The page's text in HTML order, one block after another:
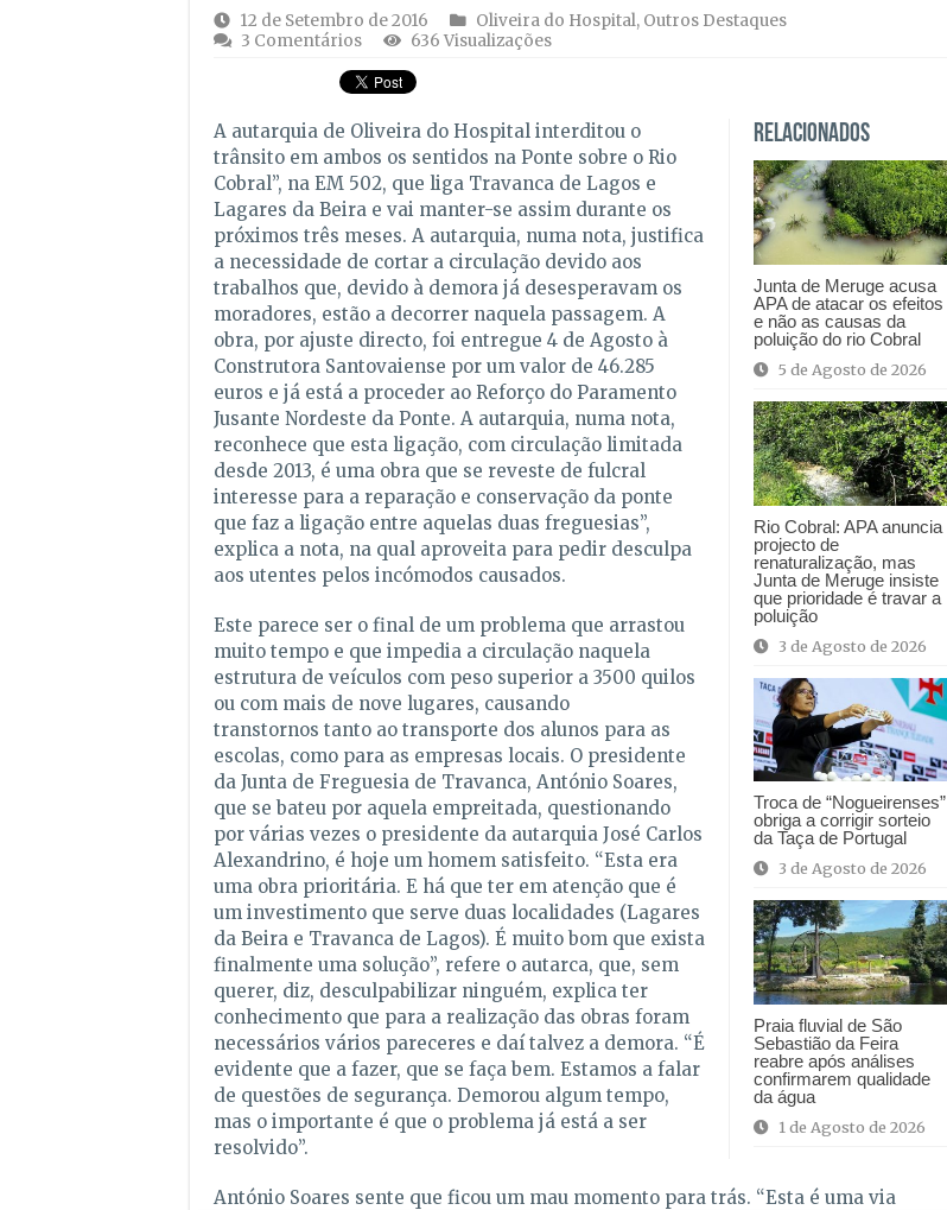
12 de Setembro de 2016 Oliveira do Hospital, Outros Destaques
3 Comentários
636 Visualizações
Relacionados
Junta de Meruge acusa
APA de atacar os efeitos
e não as causas da
poluição do rio Cobral
5 de Agosto de 2026
Rio Cobral: APA anuncia
projecto de
renaturalização, mas
Junta de Meruge insiste
que prioridade é travar a
poluição
3 de Agosto de 2026
Troca de “Nogueirenses”
obriga a corrigir sorteio
da Taça de Portugal
3 de Agosto de 2026
Praia fluvial de São
Sebastião da Feira
reabre após análises
confirmarem qualidade
da água
1 de Agosto de 2026
A autarquia de Oliveira do Hospital interditou o
trânsito em ambos os sentidos na Ponte sobre o Rio
Cobral”, na EM 502, que liga Travanca de Lagos e
Lagares da Beira e vai manter-se assim durante os
próximos três meses. A autarquia, numa nota, justifica
a necessidade de cortar a circulação devido aos
trabalhos que, devido à demora já desesperavam os
moradores, estão a decorrer naquela passagem. A
obra, por ajuste directo, foi entregue 4 de Agosto à
Construtora Santovaiense por um valor de 46.285
euros e já está a proceder ao Reforço do Paramento
Jusante Nordeste da Ponte. A autarquia, numa nota,
reconhece que esta ligação, com circulação limitada
desde 2013, é uma obra que se reveste de fulcral
interesse para a reparação e conservação da ponte
que faz a ligação entre aquelas duas freguesias”,
explica a nota, na qual aproveita para pedir desculpa
aos utentes pelos incómodos causados.
Este parece ser o final de um problema que arrastou
muito tempo e que impedia a circulação naquela
estrutura de veículos com peso superior a 3500 quilos
ou com mais de nove lugares, causando
transtornos tanto ao transporte dos alunos para as
escolas, como para as empresas locais. O presidente
da Junta de Freguesia de Travanca, António Soares,
que se bateu por aquela empreitada, questionando
por várias vezes o presidente da autarquia José Carlos
Alexandrino, é hoje um homem satisfeito. “Esta era
uma obra prioritária. E há que ter em atenção que é
um investimento que serve duas localidades (Lagares
da Beira e Travanca de Lagos). É muito bom que exista
finalmente uma solução”, refere o autarca, que, sem
querer, diz, desculpabilizar ninguém, explica ter
conhecimento que para a realização das obras foram
necessários vários pareceres e daí talvez a demora. “É
evidente que a fazer, que se faça bem. Estamos a falar
de questões de segurança. Demorou algum tempo,
mas o importante é que o problema já está a ser
resolvido”.
António Soares sente que ficou um mau momento para trás. “Esta é uma via